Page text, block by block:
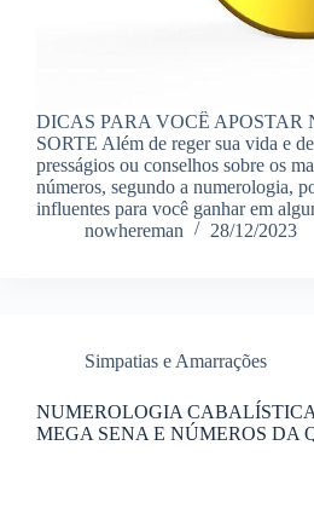
DICAS PARA VOCÊ APOSTAR
SORTE Além de reger sua vida e
presságios ou conselhos sobre os
números, segundo a numerologia,
influentes para você ganhar em
nowhereman
28/12/2023
Simpatias e Amarrações
NUMEROLOGIA
MEGA SENA E NÚMEROS DA